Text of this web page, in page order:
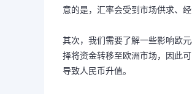
意的是，汇率会受到市场供求、
其次，我们需要了解一些影响欧
择将资金转移至欧洲市场，因此
导致人民币升值。